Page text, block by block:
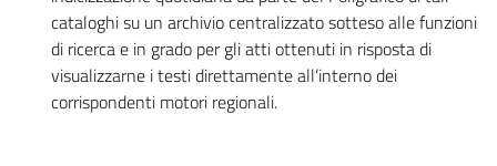
cataloghi su un archivio centralizzato sotteso alle funzioni
di ricerca e in grado per gli atti ottenuti in risposta di
visualizzarne i testi direttamente all’interno dei
corrispondenti motori regionali.